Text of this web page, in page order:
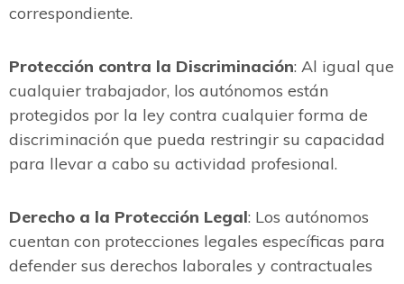
correspondiente.
Protección contra la Discriminación: Al igual que
cualquier trabajador, los autónomos están
protegidos por la ley contra cualquier forma de
discriminación que pueda restringir su capacidad
para llevar a cabo su actividad profesional.
Derecho a la Protección Legal: Los autónomos
cuentan con protecciones legales específicas para
defender sus derechos laborales y contractuales